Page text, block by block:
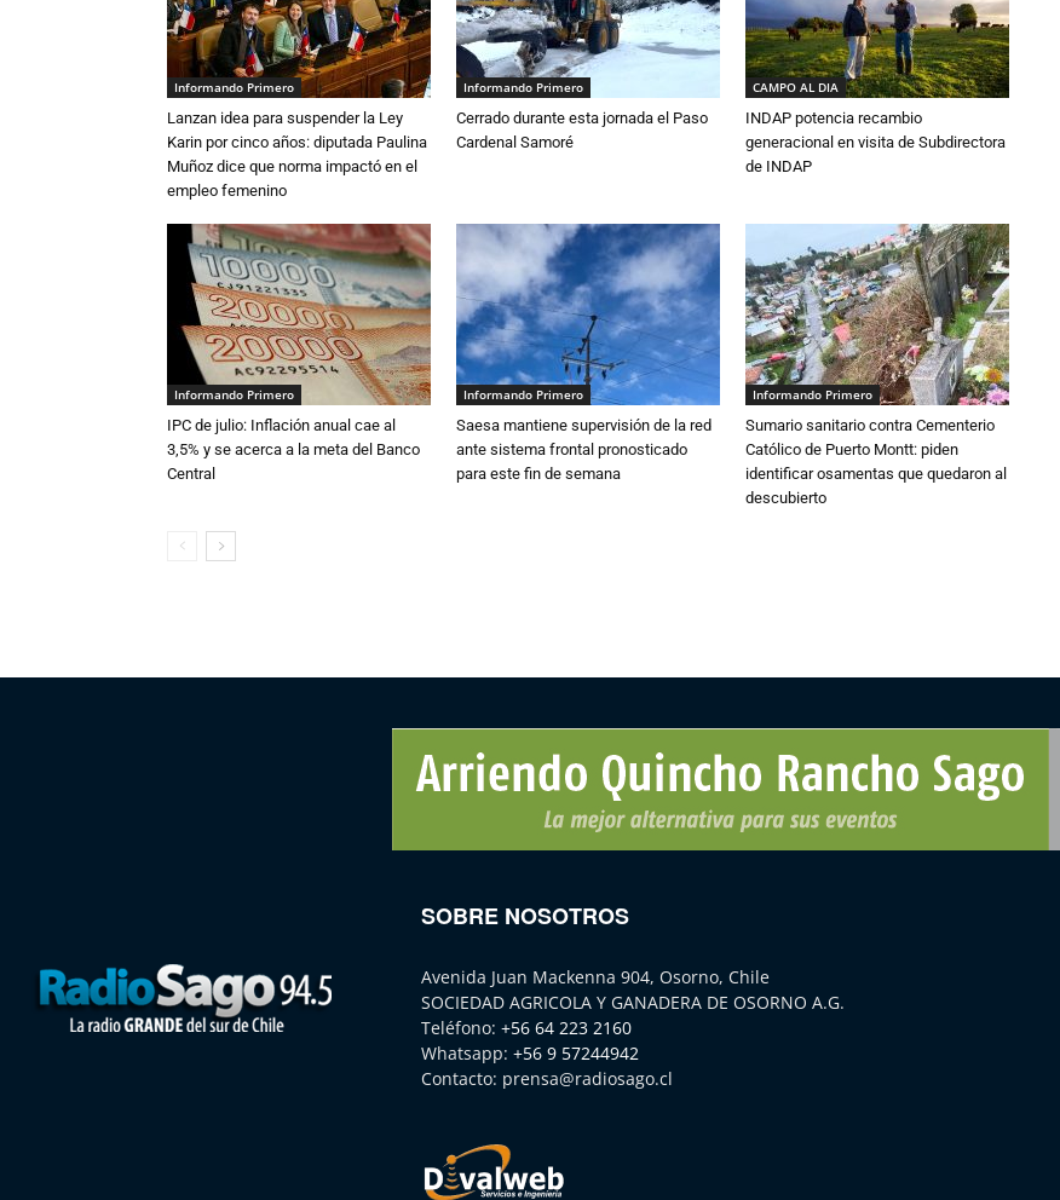
Informando Primero
Lanzan idea para suspender la Ley
Karin por cinco años: diputada Paulina
Muñoz dice que norma impactó en el
empleo femenino
Informando Primero
Cerrado durante esta jornada el Paso
Cardenal Samoré
CAMPO AL DIA
INDAP potencia recambio
generacional en visita de Subdirectora
de INDAP
Informando Primero
IPC de julio: Inflación anual cae al
3,5% y se acerca a la meta del Banco
Central
Informando Primero
Saesa mantiene supervisión de la red
ante sistema frontal pronosticado
para este fin de semana
Informando Primero
Sumario sanitario contra Cementerio
Católico de Puerto Montt: piden
identificar osamentas que quedaron al
descubierto
SOBRE NOSOTROS
Avenida Juan Mackenna 904, Osorno, Chile
SOCIEDAD AGRICOLA Y GANADERA DE OSORNO A.G.
Teléfono: +56 64 223 2160
Whatsapp: +56 9 57244942
Contacto: prensa@radiosago.cl